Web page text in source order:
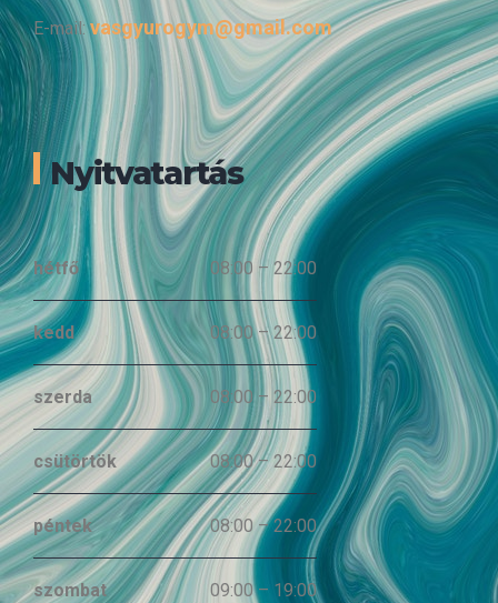
E-mail:vasgyurogym@gmail.com
Nyitvatartás
hétfő 08:00 – 22:00
kedd 08:00 – 22:00
szerda 08:00 – 22:00
csütörtök 08:00 – 22:00
péntek 08:00 – 22:00
szombat 09:00 – 19:00